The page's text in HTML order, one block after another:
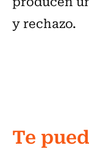
y rechazo.
Te